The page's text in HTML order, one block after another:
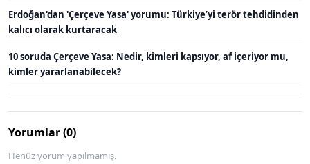
Erdoğan'dan 'Çerçeve Yasa' yorumu: Türkiye’yi terör tehdidinden
kalıcı olarak kurtaracak
10 soruda Çerçeve Yasa: Nedir, kimleri kapsıyor, af içeriyor mu,
kimler yararlanabilecek?
Yorumlar (0)
Henüz yorum yapılmamış.